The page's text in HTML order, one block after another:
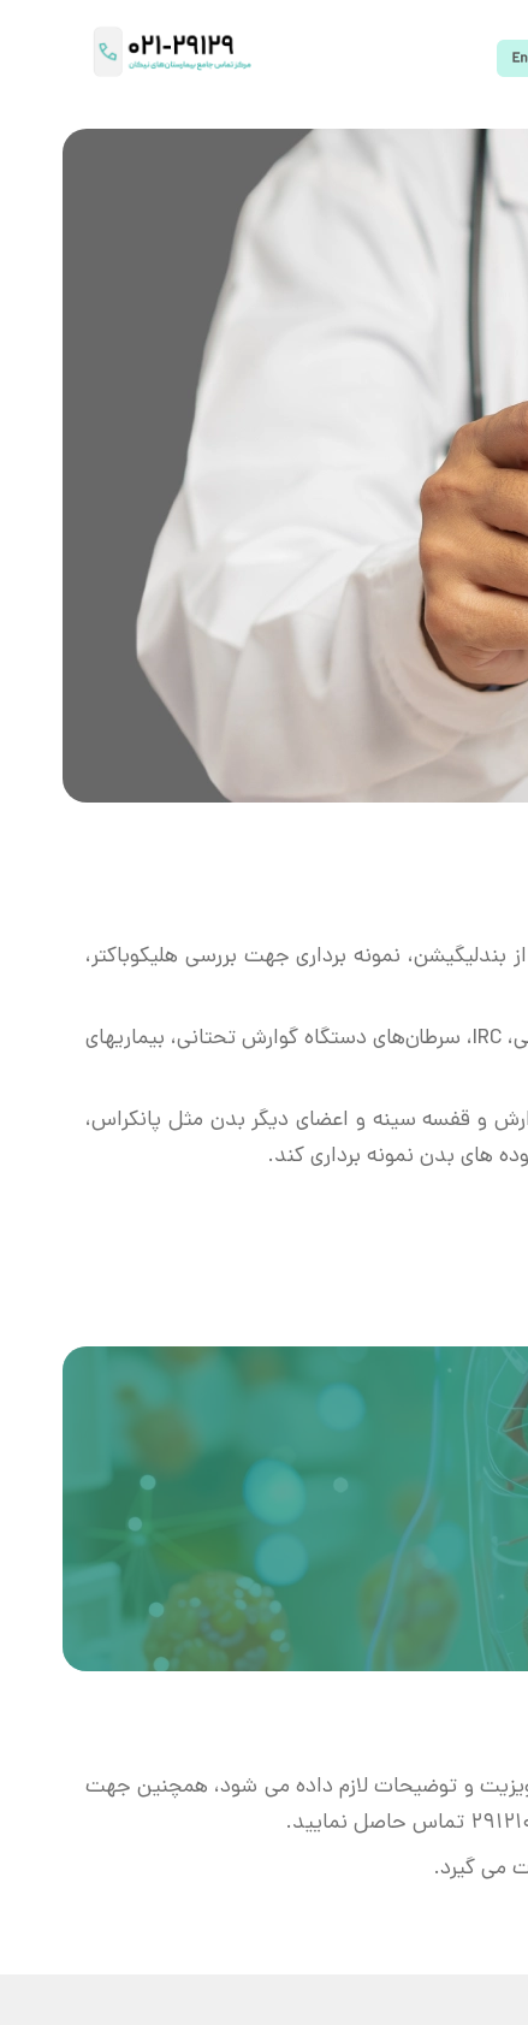
نمونه برداری جهت بررسی هلیکوباکتر،
معاینه و بررسی داخل روده از ناحیه ی رکتوم تا ایلئوم و انجام اقدامات تشخیصی و درمانی اعم از پولیپکتومی، IRC، سرطان‌های دستگاه گوارش تحتانی، بیماریهای
و قفسه سینه و اعضای دیگر بدن مثل پانکراس،
و توضیحات لازم داده می شود، همچنین جهت
می گیرد.